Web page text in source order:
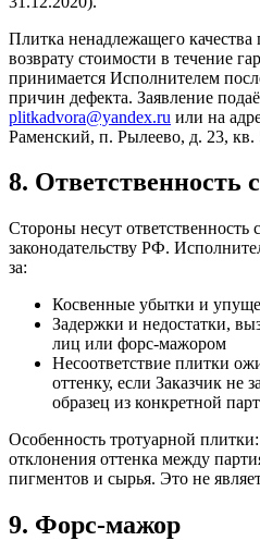
Плитка ненадлежащего
возврату стоимости в течение
принимается Исполнителем
причин дефекта. Заявление
plitkadvora@yandex.ru или на
Раменский, п. Рылеево, д. 23, кв.
8. Ответственность
Стороны несут ответственность
законодательству РФ.
за:
Косвенные убытки и
Задержки и недостатки,
лиц или форс-мажором
Несоответствие плитки
оттенку, если Заказчик не
образец из конкретной
Особенность тротуарной
отклонения оттенка между
пигментов и сырья. Это не
9. Форс-мажор